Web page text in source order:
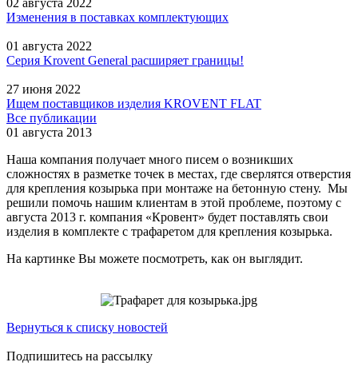
Изменения в поставках комплектующих
01 августа 2022
Серия Krovent General расширяет границы!
27 июня 2022
Ищем поставщиков изделия KROVENT FLAT
Все публикации
01 августа 2013
Наша компания получает много писем о возникших
сложностях в разметке точек в местах, где сверлятся отверстия
для крепления козырька при монтаже на бетонную стену. Мы
решили помочь нашим клиентам в этой проблеме, поэтому с
августа 2013 г. компания «Кровент» будет поставлять свои
изделия в комплекте с трафаретом для крепления козырька.
На картинке Вы можете посмотреть, как он выглядит.
Вернуться к списку новостей
Подпишитесь на рассылку